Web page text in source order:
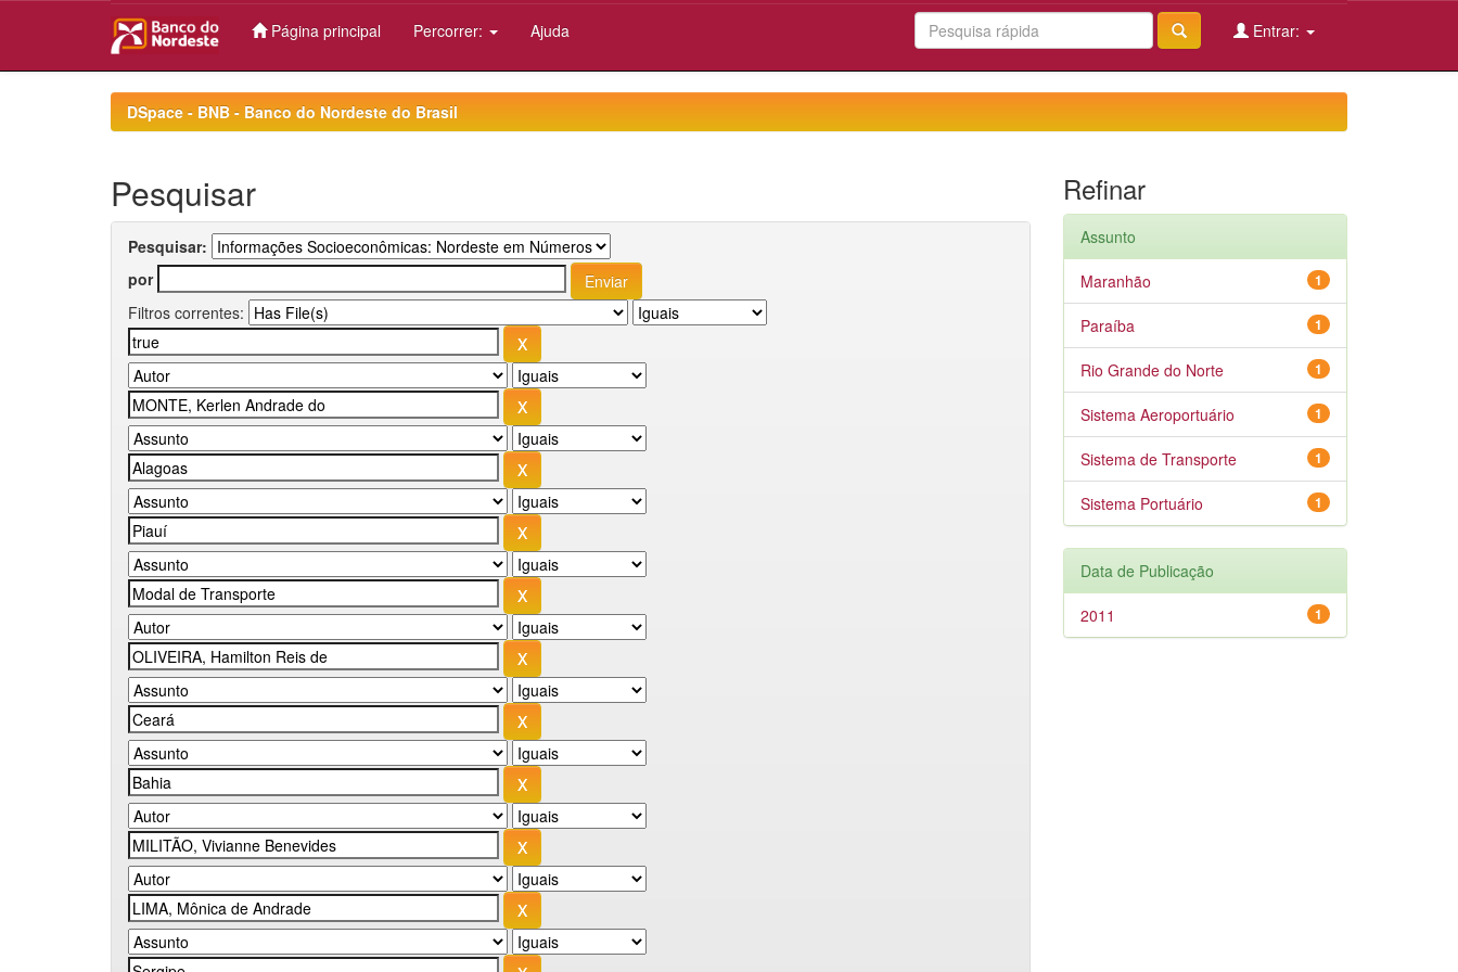
Página principal Percorrer: Ajuda Entrar:
DSpace - BNB - Banco do Nordeste do Brasil
Pesquisar
Pesquisar:
por
Filtros correntes:
Refinar
Assunto
1
Maranhão
1
Paraíba
1
Rio Grande do Norte
1
Sistema Aeroportuário
1
Sistema de Transporte
1
Sistema Portuário
Data de Publicação
1
2011